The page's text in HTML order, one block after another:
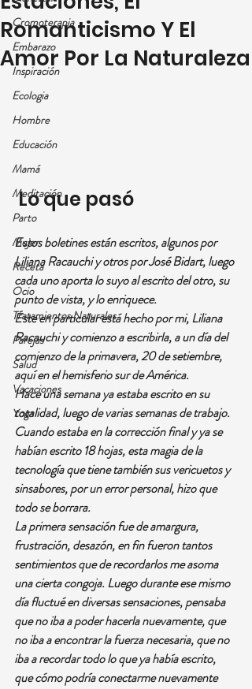
Cromoterapia
Embarazo
Inspiración
Ecologia
Hombre
Educación
Mamá
Meditación
Parto
Mujer
Receta
Ocio
Tratamientos Naturales
Parejas
Salud
Vacaciones
Yoga
Romanticismo Y El
Amor Por La Naturaleza
Lo que pasó
Estos boletines están escritos, algunos por
Liliana Racauchi y otros por José Bidart, luego
cada uno aporta lo suyo al escrito del otro, su
punto de vista, y lo enriquece.
Éste en particular está hecho por mi, Liliana
Racauchi y comienzo a escribirla, a un día del
comienzo de la primavera, 20 de setiembre,
aquí en el hemisferio sur de América.
Hace una semana ya estaba escrito en su
totalidad, luego de varias semanas de trabajo.
Cuando estaba en la corrección final y ya se
habían escrito 18 hojas, esta magia de la
tecnología que tiene también sus vericuetos y
sinsabores, por un error personal, hizo que
todo se borrara.
La primera sensación fue de amargura,
frustración, desazón, en fin fueron tantos
sentimientos que de recordarlos me asoma
una cierta congoja. Luego durante ese mismo
día fluctué en diversas sensaciones, pensaba
que no iba a poder hacerla nuevamente, que
no iba a encontrar la fuerza necesaria, que no
iba a recordar todo lo que ya había escrito,
que cómo podría conectarme nuevamente